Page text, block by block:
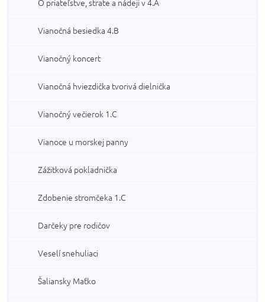
O priateľstve, strate a nádeji v 4.A
Vianočná besiedka 4.B
Vianočný koncert
Vianočná hviezdička tvorivá dielnička
Vianočný večierok 1.C
Vianoce u morskej panny
Zážitková pokladnička
Zdobenie stromčeka 1.C
Darčeky pre rodičov
Veselí snehuliaci
Šaliansky Maťko